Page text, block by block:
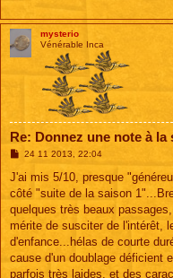
mysterio
Vénérable Inca
Re: Donnez une note à la
M
s
a
g
24 11 2013, 22:04
J'ai mis 5/10, presque
côté "suite de la saison
quelques très beaux
mérite de susciter de l'intérêt,
d'enfance...hélas de courte
cause d'un doublage déficient
parfois très laides, et des